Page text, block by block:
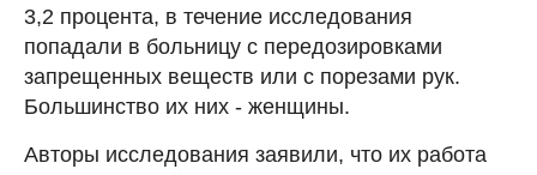
3,2 процента, в течение исследования
попадали в больницу с передозировками
запрещенных веществ или с порезами рук.
Большинство их них - женщины.
Авторы исследования заявили, что их работа